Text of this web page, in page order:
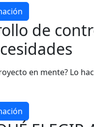
de
en mente? Lo